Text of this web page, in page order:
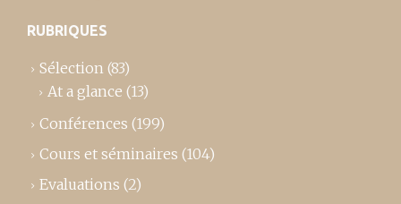
RUBRIQUES
Sélection (83)
At a glance (13)
Conférences (199)
Cours et séminaires (104)
Evaluations (2)